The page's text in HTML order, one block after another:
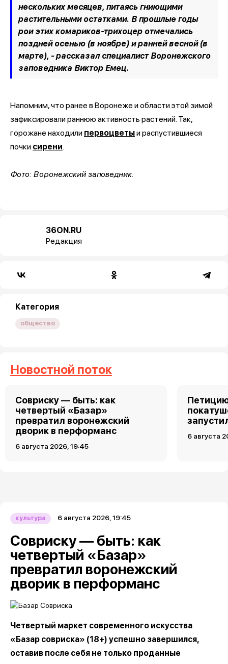
нескольких месяцев, питаясь гниющими
растительными остатками. В прошлые годы
рои этих комариков-трихоцер отмечались
поздней осенью (в ноябре) и ранней весной (в
марте), - рассказал специалист Воронежского
заповедника Виктор Емец.
Напомним, что ранее в Воронеже и области этой зимой
зафиксировали раннюю активность растений. Так,
горожане находили первоцветыи распустившиеся
почки сирени
Фото: Воронежский заповедник.
36ON.RU
Редакция
Категория
общество
Новостной поток
Совриску — быть: как
четвертый «Базар»
превратил воронежский
дворик в перформанс
6 августа 2026, 19:45
6 августа
культура 6 августа 2026, 19:45
Совриску — быть: как
четвертый «Базар»
превратил воронежский
дворик в перформанс
Четвертый маркет современного искусства
«Базар совриска» (18+) успешно завершился,
оставив после себя не только проданные